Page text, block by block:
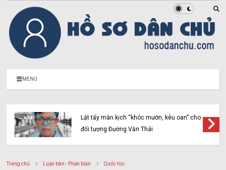
MENU
Lật tẩy màn kịch “khóc mướn, kêu oan” cho
đối tượng Đường Văn Thái
Trang chủ Luận bàn - Phản biện Quốc hội